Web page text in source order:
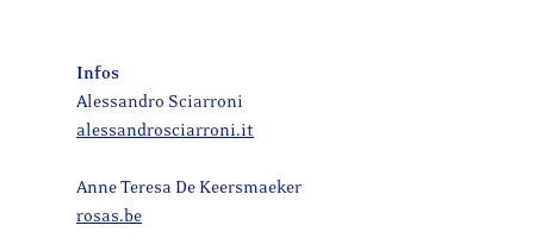
Infos
Alessandro Sciarroni
alessandrosciarroni.it
Anne Teresa De Keersmaeker
rosas.be